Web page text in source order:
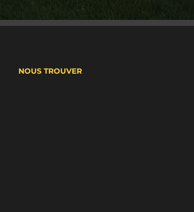
NOUS TROUVER